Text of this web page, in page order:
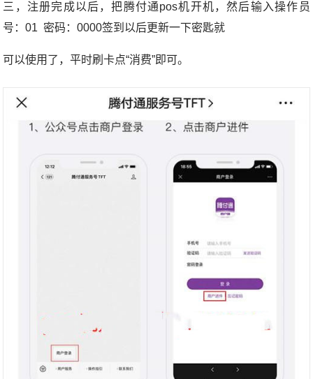
三，注册完成以后，把腾付通pos机开机，然后输入操作员
号：01 密码：0000签到以后更新一下密匙就
可以使用了，平时刷卡点“消费”即可。